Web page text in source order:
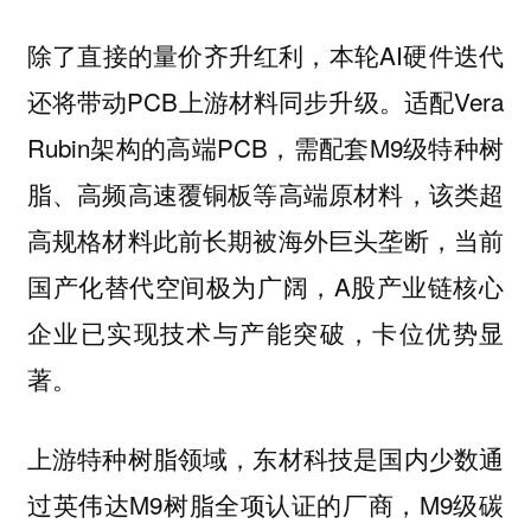
除了直接的量价齐升红利，本轮AI硬件迭代
还将带动PCB上游材料同步升级。适配Vera
Rubin架构的高端PCB，需配套M9级特种树
脂、高频高速覆铜板等高端原材料，该类超
高规格材料此前长期被海外巨头垄断，当前
国产化替代空间极为广阔，A股产业链核心
企业已实现技术与产能突破，卡位优势显
著。
上游特种树脂领域，东材科技是国内少数通
过英伟达M9树脂全项认证的厂商，M9级碳